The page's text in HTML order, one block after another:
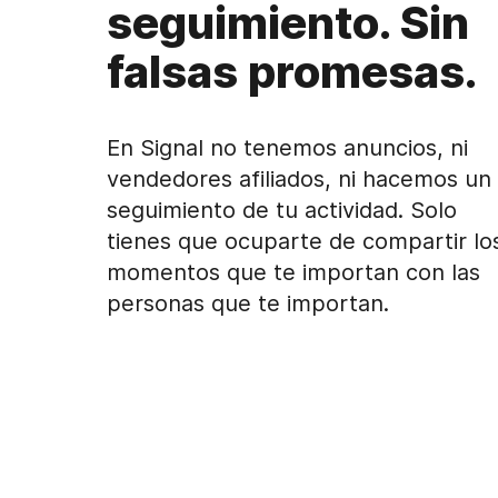
seguimiento. Sin
falsas promesas.
En Signal no tenemos anuncios, ni
vendedores afiliados, ni hacemos un
seguimiento de tu actividad. Solo
tienes que ocuparte de compartir
momentos que te importan con las
personas que te importan.